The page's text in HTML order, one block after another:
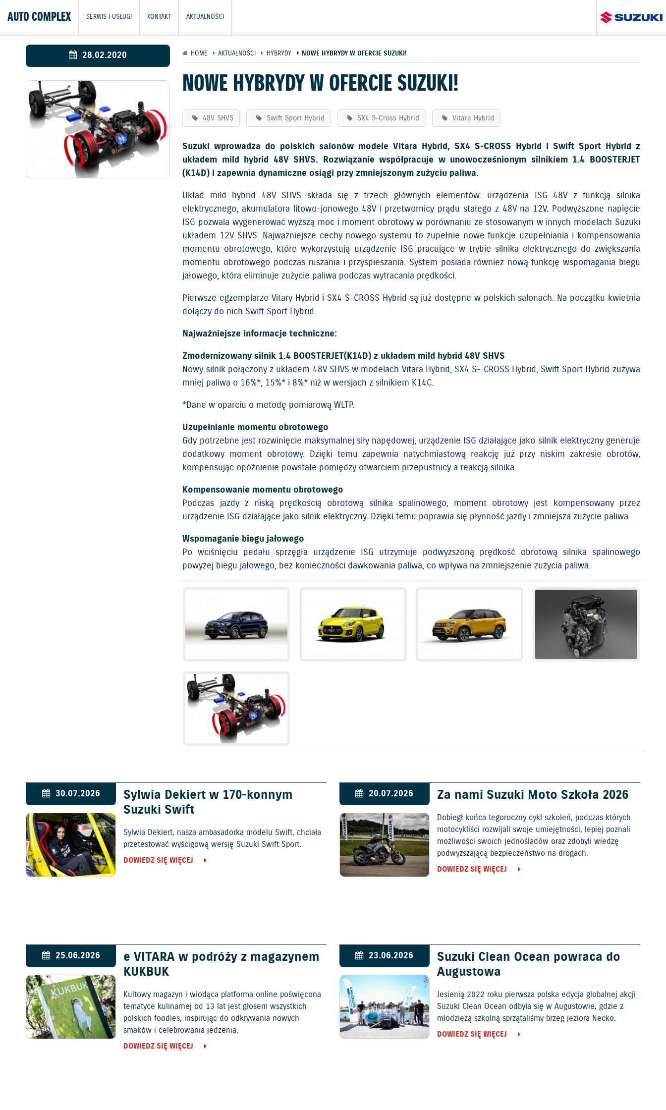
AUTO COMPLEX SERWIS I USŁUGI KONTAKT AKTUALNOŚCI
28.02.2020 HOME AKTUALNOŚCI HYBRYDY NOWE HYBRYDY W OFERCIE SUZUKI!
NOWE HYBRYDY W OFERCIE SUZUKI!
48V SHVS Swift Sport Hybrid SX4 S-Cross Hybrid Vitara Hybrid
Suzuki wprowadza do polskich salonów modele Vitara Hybrid, SX4 S-CROSS Hybrid i Swift Sport Hybrid z
układem mild hybrid 48V SHVS. Rozwiązanie współpracuje w unowocześnionym silnikiem 1.4 BOOSTERJET
(K14D) i zapewnia dynamiczne osiągi przy zmniejszonym zużyciu paliwa.
Układ mild hybrid 48V SHVS składa się z trzech głównych elementów: urządzenia ISG 48V z funkcją silnika
elektrycznego, akumulatora litowo-jonowego 48V i przetwornicy prądu stałego z 48V na 12V. Podwyższone napięcie
ISG pozwala wygenerować wyższą moc i moment obrotowy w porównaniu ze stosowanym w innych modelach Suzuki
układem 12V SHVS. Najważniejsze cechy nowego systemu to zupełnie nowe funkcje uzupełniania i kompensowania
momentu obrotowego, które wykorzystują urządzenie ISG pracujące w trybie silnika elektrycznego do zwiększania
momentu obrotowego podczas ruszania i przyspieszania. System posiada również nową funkcję wspomagania biegu
jałowego, która eliminuje zużycie paliwa podczas wytracania prędkości.
Pierwsze egzemplarze Vitary Hybrid i SX4 S-CROSS Hybrid są już dostępne w polskich salonach. Na początku kwietnia
dołączy do nich Swift Sport Hybrid.
Najważniejsze informacje techniczne:
Zmodernizowany silnik 1.4 BOOSTERJET(K14D) z układem mild hybrid 48V SHVS
Nowy silnik połączony z układem 48V SHVS w modelach Vitara Hybrid, SX4 S- CROSS Hybrid, Swift Sport Hybrid zużywa
mniej paliwa o 16%*, 15%* i 8%* niż w wersjach z silnikiem K14C.
*Dane w oparciu o metodę pomiarową WLTP.
Uzupełnianie momentu obrotowego
Gdy potrzebne jest rozwinięcie maksymalnej siły napędowej, urządzenie ISG działające jako silnik elektryczny generuje
dodatkowy moment obrotowy. Dzięki temu zapewnia natychmiastową reakcję już przy niskim zakresie obrotów,
kompensując opóźnienie powstałe pomiędzy otwarciem przepustnicy a reakcją silnika.
Kompensowanie momentu obrotowego
Podczas jazdy z niską prędkością obrotową silnika spalinowego, moment obrotowy jest kompensowany przez
urządzenie ISG działające jako silnik elektryczny. Dzięki temu poprawia się płynność jazdy i zmniejsza zużycie paliwa.
Wspomaganie biegu jałowego
Po wciśnięciu pedału sprzęgła urządzenie ISG utrzymuje podwyższoną prędkość obrotową silnika spalinowego
powyżej biegu jałowego, bez konieczności dawkowania paliwa, co wpływa na zmniejszenie zużycia paliwa.
30.07.2026
Sylwia Dekiert w 170-konnym
Suzuki Swift
Sylwia Dekiert, nasza ambasadorka modelu Swift, chciała
przetestować wyścigową wersję Suzuki Swift Sport.
DOWIEDZ SIĘ WIĘCEJ
20.07.2026 Za nami Suzuki Moto Szkoła 2026
Dobiegł końca tegoroczny cykl szkoleń, podczas których
motocykliści rozwijali swoje umiejętności, lepiej poznali
możliwości swoich jednośladów oraz zdobyli wiedzę
podwyższającą bezpieczeństwo na drogach.
DOWIEDZ SIĘ WIĘCEJ
25.06.2026
e VITARA w podróży z magazynem
KUKBUK
Kultowy magazyn i wiodąca platforma online poświęcona
tematyce kulinarnej od 13 lat jest głosem wszystkich
polskich foodies, inspirując do odkrywania nowych
smaków i celebrowania jedzenia.
DOWIEDZ SIĘ WIĘCEJ
23.06.2026
Suzuki Clean Ocean powraca do
Augustowa
Jesienią 2022 roku pierwsza polska edycja globalnej akcji
Suzuki Clean Ocean odbyła się w Augustowie, gdzie z
młodzieżą szkolną sprzątaliśmy brzeg jeziora Necko.
DOWIEDZ SIĘ WIĘCEJ